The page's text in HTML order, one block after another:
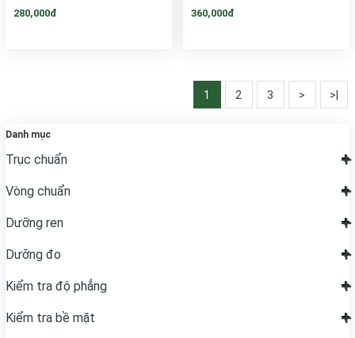
Danh mục
Trục chuẩn
Vòng chuẩn
Dưỡng ren
Dưỡng đo
Kiểm tra độ phẳng
Kiểm tra bề mặt
LCG-1950KD
280,000đ
360,000đ
1 2 3 > >|